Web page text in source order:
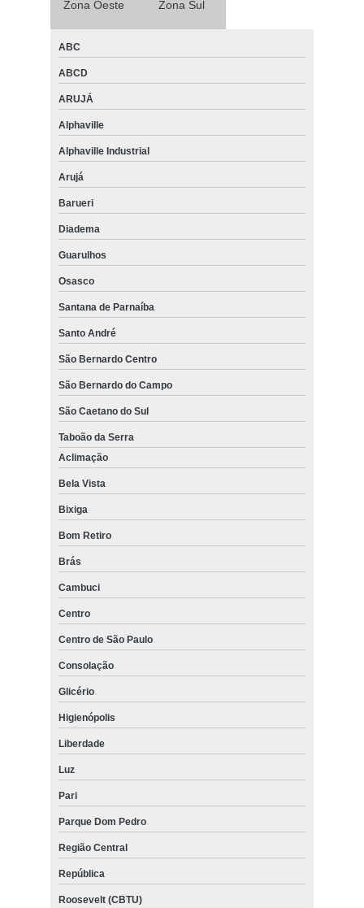
Zona Oeste Zona Sul
ABC
ABCD
ARUJÁ
Alphaville
Alphaville Industrial
Arujá
Barueri
Diadema
Guarulhos
Osasco
Santana de Parnaíba
Santo André
São Bernardo Centro
São Bernardo do Campo
São Caetano do Sul
Taboão da Serra
Aclimação
Bela Vista
Bixiga
Bom Retiro
Brás
Cambuci
Centro
Centro de São Paulo
Consolação
Glicério
Higienópolis
Liberdade
Luz
Pari
Parque Dom Pedro
Região Central
República
Roosevelt (CBTU)